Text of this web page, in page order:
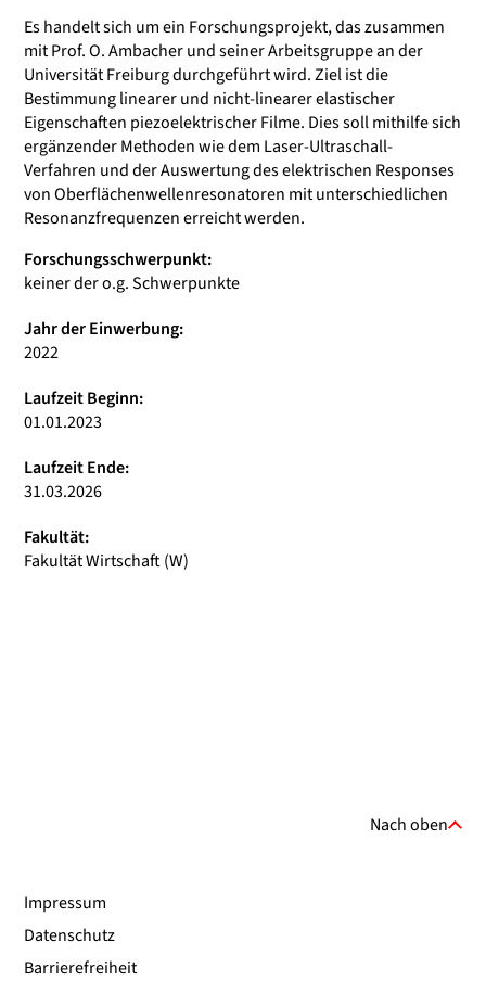
Es handelt sich um ein Forschungsprojekt, das zusammen
mit Prof. O. Ambacher und seiner Arbeitsgruppe an der
Universität Freiburg durchgeführt wird. Ziel ist die
Bestimmung linearer und nicht-linearer elastischer
Eigenschaften piezoelektrischer Filme. Dies soll mithilfe sich
ergänzender Methoden wie dem Laser-Ultraschall-
Verfahren und der Auswertung des elektrischen Responses
von Oberflächenwellenresonatoren mit unterschiedlichen
Resonanzfrequenzen erreicht werden.
Forschungsschwerpunkt:
keiner der o.g. Schwerpunkte
Jahr der Einwerbung:
2022
Laufzeit Beginn:
01.01.2023
Laufzeit Ende:
31.03.2026
Fakultät:
Fakultät Wirtschaft (W)
Nach oben
Impressum
Datenschutz
Barrierefreiheit